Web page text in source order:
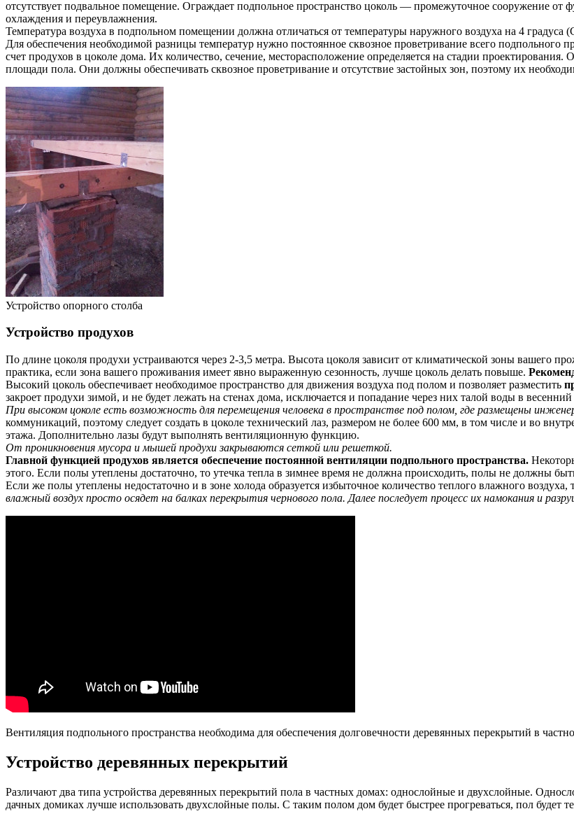
отсутствует подвальное помещение. Ограждает подпольное пространство цоколь — промежуточное сооружение от
охлаждения и переувлажнения.
Температура воздуха в подпольном помещении должна отличаться от температуры наружного воздуха на 4
Для обеспечения необходимой разницы температур нужно постоянное сквозное проветривание всего подпольного
счет продухов в цоколе дома. Их количество, сечение, месторасположение определяется на стадии
площади пола. Они должны обеспечивать сквозное проветривание и отсутствие застойных зон, поэтому их
Устройство опорного столба
Устройство продухов
По длине цоколя продухи устраиваются через 2-3,5 метра. Высота цоколя зависит от климатической зоны вашего
практика, если зона вашего проживания имеет явно выраженную сезонность, лучше цоколь делать повыше.
Высокий цоколь обеспечивает необходимое пространство для движения воздуха под полом и позволяет разместить
закроет продухи зимой, и не будет лежать на стенах дома, исключается и попадание через них талой воды в
При высоком цоколе есть возможность для перемещения человека в пространстве под полом, где размещены
коммуникаций, поэтому следует создать в цоколе технический лаз, размером не более 600 мм, в том числе и во
этажа. Дополнительно лазы будут выполнять вентиляционную функцию.
От проникновения мусора и мышей продухи закрываются сеткой или решеткой.
Главной функцией продухов является обеспечение постоянной вентиляции подпольного пространства.
этого. Если полы утеплены достаточно, то утечка тепла в зимнее время не должна происходить, полы не должны
Если же полы утеплены недостаточно и в зоне холода образуется избыточное количество теплого влажного воздуха,
влажный воздух просто осядет на балках перекрытия чернового пола. Далее последует процесс их намокания и
Вентиляция подпольного пространства необходима для обеспечения долговечности деревянных перекрытий в
Устройство деревянных перекрытий
Различают два типа устройства деревянных перекрытий пола в частных домах: однослойные и двухслойные.
дачных домиках лучше использовать двухслойные полы. С таким полом дом будет быстрее прогреваться, пол будет